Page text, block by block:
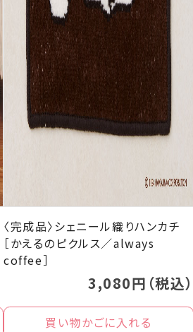
〈完成品〉シェニール織りハンカチ
［かえるのピクルス／always
coffee］
3,080円（税込）
買い物かごに入れる